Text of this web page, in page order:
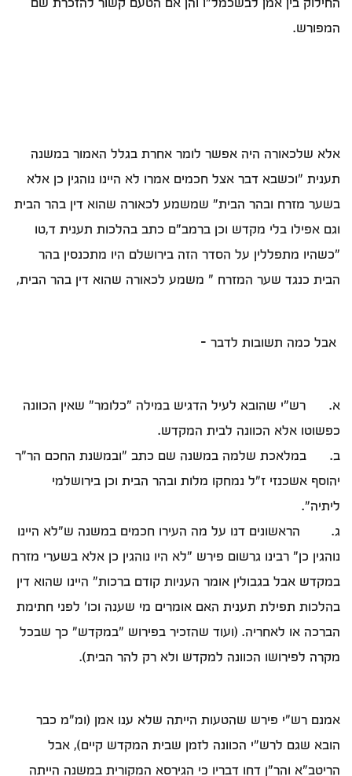
המפורש.
אלא שלכאורה היה אפשר לומר אחרת בגלל האמור במשנה
תענית "וכשבא דבר אצל חכמים אמרו לא היינו נוהגין כן אלא
בשער מזרח ובהר הבית" שמשמע לכאורה שהוא דין בהר הבית
וגם אפילו בלי מקדש וכן ברמב"ם כתב בהלכות תענית ד,טו
"כשהיו מתפללין על הסדר הזה בירושלם היו מתכנסין בהר
הבית כנגד שער המזרח " משמע לכאורה שהוא דין בהר הבית,
אבל כמה תשובות לדבר –
א. רש"י שהובא לעיל הדגיש במילה "כלומר" שאין הכוונה
כפשוטו אלא הכוונה לבית המקדש.
ב. במלאכת שלמה במשנה שם כתב "ובמשנת החכם הר"ר
יהוסף אשכנזי ז"ל נמחקו מלות ובהר הבית וכן בירושלמי
ליתיה".
ג. הראשונים דנו על מה העירו חכמים במשנה ש"לא היינו
נוהגין כן" רבינו גרשום פירש "לא היו נוהגין כן אלא בשערי מזרח
במקדש אבל בגבולין אומר העניות קודם ברכות" היינו שהוא דין
בהלכות תפילת תענית האם אומרים מי שענה וכו' לפני חתימת
הברכה או לאחריה. (ועוד שהזכיר בפירוש "במקדש" כך שבכל
מקרה לפירושו הכוונה למקדש ולא רק להר הבית).
אמנם רש"י פירש שהטעות הייתה שלא ענו אמן (ומ"מ כבר
הובא שגם לרש"י הכוונה לזמן שבית המקדש קיים), אבל
הריטב"א והר"ן דחו דבריו כי הגירסא המקורית במשנה הייתה